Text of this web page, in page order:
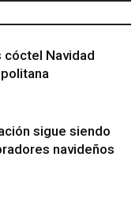
cóctel Navidad
sigue siendo
navideños